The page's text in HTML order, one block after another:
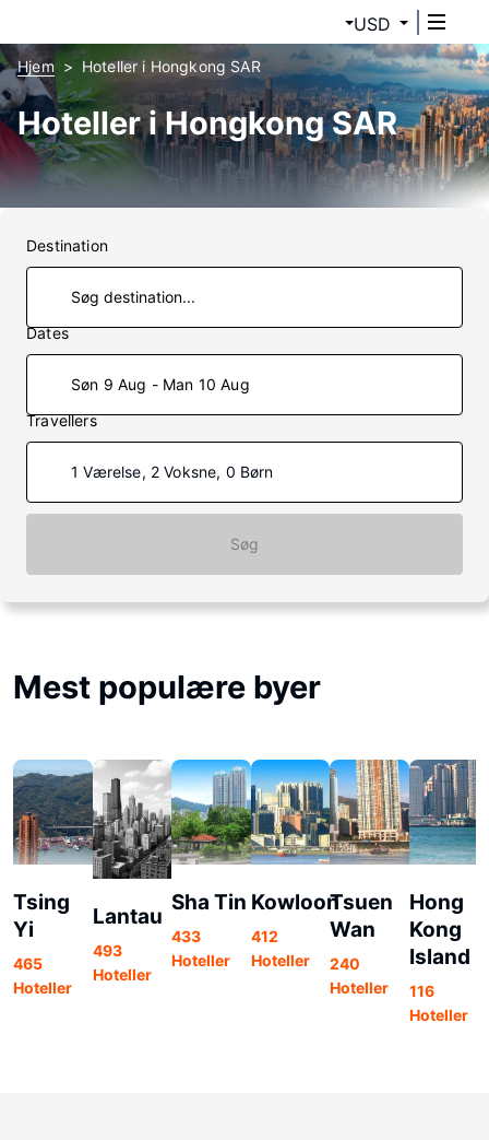
USD
Hjem Hoteller i Hongkong SAR
Hoteller i Hongkong SAR
Destination
Dates
Søn 9 Aug - Man 10 Aug
Travellers
1 Værelse, 2 Voksne, 0 Børn
Søg
Mest populære byer
Tsing
Yi
465
Hoteller
Lantau
493
Hoteller
Sha Tin
433
Hoteller
Kowloon
412
Hoteller
Tsuen
Wan
240
Hoteller
Hong
Kong
Island
116
Hoteller